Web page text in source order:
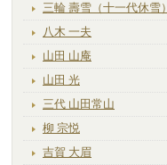
三輪 壽雪（十一代休雪）
八木 一夫
山田 山庵
山田 光
三代 山田常山
柳 宗悦
吉賀 大眉